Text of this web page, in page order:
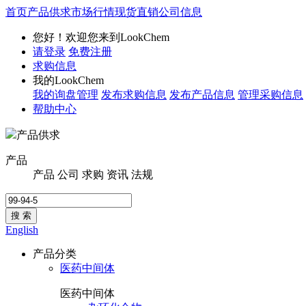
首页产品供求市场行情现货直销公司信息
您好！欢迎您来到LookChem
请登录 免费注册
求购信息
我的LookChem
我的询盘管理 发布求购信息 发布产品信息 管理采购信息
帮助中心
产品供求
产品
产品 公司 求购 资讯 法规
搜 索
English
产品分类
医药中间体
医药中间体